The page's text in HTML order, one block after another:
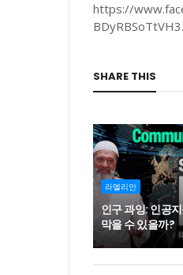
https://
SHARE THIS
라엘리안
인구 과잉: 인공
막을 수 있을까?